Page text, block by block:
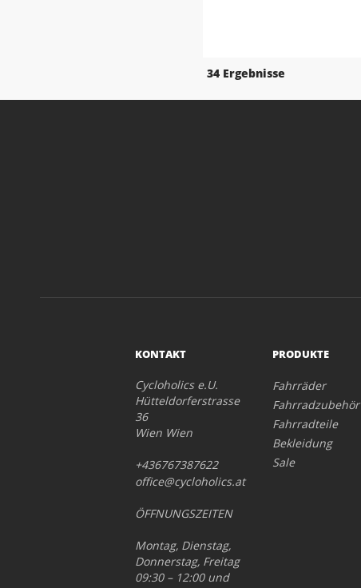
34 Ergebnisse
KONTAKT
Cycloholics e.U.
Hütteldorferstrasse
36
Wien Wien
+436767387622
office@cycloholics.at
ÖFFNUNGSZEITEN
Montag, Dienstag,
Donnerstag, Freitag
09:30 – 12:00 und
PRODUKTE
Fahrräder
Fahrradzubehör
Fahrradteile
Bekleidung
Sale